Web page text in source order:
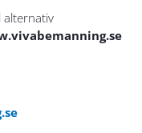
alternativ